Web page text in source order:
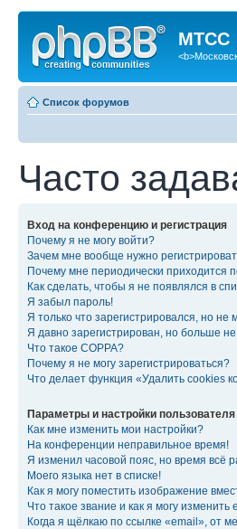
МТСС
Список форумов
Часто
Вход на конференцию и регистрация
Почему я не могу войти?
Зачем мне вообще нужно
Почему мне периодически приходится
Как сделать, чтобы я не появлялся в
Я забыл пароль!
Я только что зарегистрировался, но не
Я давно зарегистрирован, но больше не
Что такое COPPA?
Почему я не могу зарегистрироваться?
Что делает функция «Удалить cookies
Параметры и настройки пользователя
Как мне изменить мои настройки?
На конференции неправильное время!
Я изменил часовой пояс, но время всё
Моего языка нет в списке!
Как я могу поместить изображение
Что такое звание и как я могу изменить
Когда я щёлкаю по ссылке «email», от